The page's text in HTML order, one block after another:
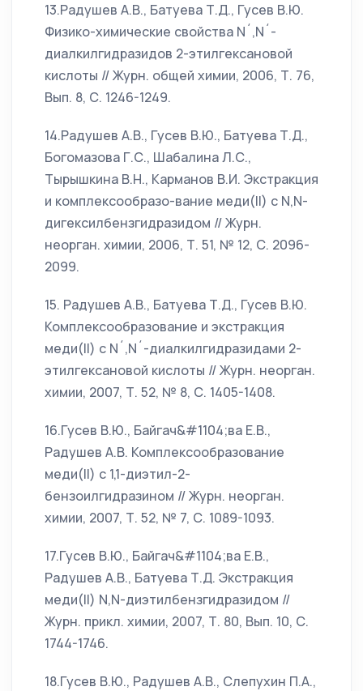
13.Радушев А.В., Батуева Т.Д., Гусев В.Ю.
Физико-химические свойства N´,N´-
диалкилгидразидов 2-этилгексановой
кислоты // Журн. общей химии, 2006, Т. 76,
Вып. 8, С. 1246-1249.
14.Радушев А.В., Гусев В.Ю., Батуева Т.Д.,
Богомазова Г.С., Шабалина Л.С.,
Тырышкина В.Н., Карманов В.И. Экстракция
и комплексообразо-вание меди(II) с N,N-
дигексилбензгидразидом // Журн.
неорган. химии, 2006, Т. 51, № 12, С. 2096-
2099.
15. Радушев А.В., Батуева Т.Д., Гусев В.Ю.
Комплексообразование и экстракция
меди(II) с N´,N´-диалкилгидразидами 2-
этилгексановой кислоты // Журн. неорган.
химии, 2007, Т. 52, № 8, С. 1405-1408.
16.Гусев В.Ю., Байгач&#1104;ва Е.В.,
Радушев А.В. Комплексообразование
меди(II) с 1,1-диэтил-2-
бензоилгидразином // Журн. неорган.
химии, 2007, Т. 52, № 7, С. 1089-1093.
17.Гусев В.Ю., Байгач&#1104;ва Е.В.,
Радушев А.В., Батуева Т.Д. Экстракция
меди(II) N,N-диэтилбензгидразидом //
Журн. прикл. химии, 2007, Т. 80, Вып. 10, С.
1744-1746.
18.Гусев В.Ю., Радушев А.В., Слепухин П.А.,